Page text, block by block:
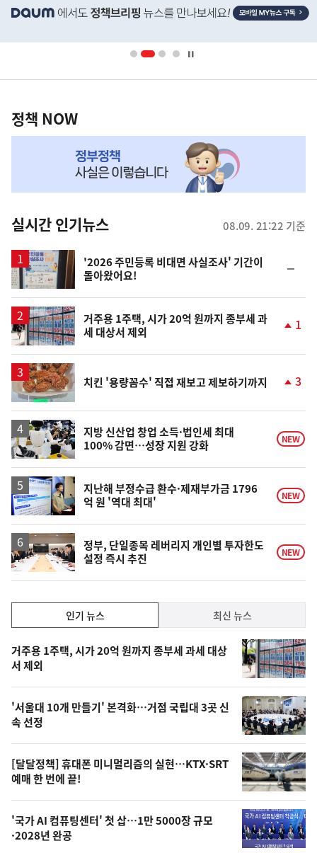
단
영
책
NOW,
뉴
스
정책 NOW
실시간 인기뉴스 08.09. 21:22 기준
'2026 주민등록 비대면 사실조사' 기간이
돌아왔어요!
일
거주용 1주택, 시가 20억 원까지 종부세 과
세 대상서 제외
상
1
치킨 '용량꼼수' 직접 재보고 제보하기까지
상
승
3
지방 신산업 창업 소득·법인세 최대
100% 감면…성장 지원 강화
NEW
지난해 부정수급 환수·제재부가금 1796
억 원 '역대 최대'
NEW
정부, 단일종목 레버리지 개인별 투자한도
설정 즉시 추진
NEW
기,
최
신,
오
늘
의
영
상
오
인기 뉴스 최신 뉴스
인
기
뉴
스
거주용 1주택, 시가 20억 원까지 종부세 과세 대상
서 제외
'서울대 10개 만들기' 본격화…거점 국립대 3곳 신
속 선정
[달달정책] 휴대폰 미니멀리즘의 실현…KTX·SRT
예매 한 번에 끝!
'국가 AI 컴퓨팅센터' 첫 삽…1만 5000장 규모
·2028년 완공